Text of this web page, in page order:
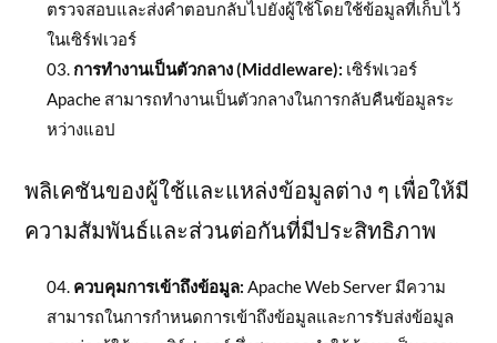
ตรวจสอบและส่งคำตอบกลับไปยังผู้ใช้โดยใช้ข้อมูลที่เก็บไว้
ในเซิร์ฟเวอร์
การทำงานเป็นตัวกลาง (Middleware): เซิร์ฟเวอร์
Apache สามารถทำงานเป็นตัวกลางในการกลับคืนข้อมูลระ
หว่างแอป
พลิเคชันของผู้ใช้และแหล่งข้อมูลต่าง ๆ เพื่อให้มี
ความสัมพันธ์และส่วนต่อกันที่มีประสิทธิภาพ
ควบคุมการเข้าถึงข้อมูล: Apache Web Server มีความ
สามารถในการกำหนดการเข้าถึงข้อมูลและการรับส่งข้อมูล